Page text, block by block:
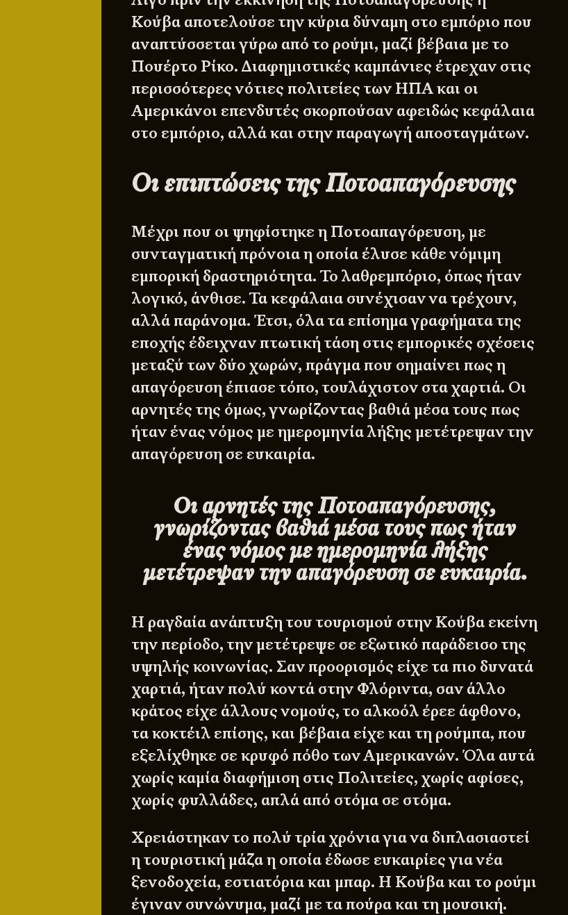
Κούβα αποτελούσε την κύρια δύναμη στο εμπόριο που
αναπτύσσεται γύρω από το ρούμι, μαζί βέβαια με το
Πουέρτο Ρίκο. Διαφημιστικές καμπάνιες έτρεχαν στις
περισσότερες νότιες πολιτείες των ΗΠΑ και οι
Αμερικάνοι επενδυτές σκορπούσαν αφειδώς κεφάλαια
στο εμπόριο, αλλά και στην παραγωγή αποσταγμάτων.
Οι επιπτώσεις της Ποτοαπαγόρευσης
Μέχρι που οι ψηφίστηκε η Ποτοαπαγόρευση, με
συνταγματική πρόνοια η οποία έλυσε κάθε νόμιμη
εμπορική δραστηριότητα. Το λαθρεμπόριο, όπως ήταν
λογικό, άνθισε. Τα κεφάλαια συνέχισαν να τρέχουν,
αλλά παράνομα. Έτσι, όλα τα επίσημα γραφήματα της
εποχής έδειχναν πτωτική τάση στις εμπορικές σχέσεις
μεταξύ των δύο χωρών, πράγμα που σημαίνει πως η
απαγόρευση έπιασε τόπο, τουλάχιστον στα χαρτιά. Οι
αρνητές της όμως, γνωρίζοντας βαθιά μέσα τους πως
ήταν ένας νόμος με ημερομηνία λήξης μετέτρεψαν την
απαγόρευση σε ευκαιρία.
Οι αρνητές της Ποτοαπαγόρευσης,
γνωρίζοντας βαθιά μέσα τους πως ήταν
ένας νόμος με ημερομηνία λήξης
μετέτρεψαν την απαγόρευση σε ευκαιρία.
Η ραγδαία ανάπτυξη του τουρισμού στην Κούβα εκείνη
την περίοδο, την μετέτρεψε σε εξωτικό παράδεισο της
υψηλής κοινωνίας. Σαν προορισμός είχε τα πιο δυνατά
χαρτιά, ήταν πολύ κοντά στην Φλόριντα, σαν άλλο
κράτος είχε άλλους νομούς, το αλκοόλ έρεε άφθονο,
τα κοκτέιλ επίσης, και βέβαια είχε και τη ρούμπα, που
εξελίχθηκε σε κρυφό πόθο των Αμερικανών. Όλα αυτά
χωρίς καμία διαφήμιση στις Πολιτείες, χωρίς αφίσες,
χωρίς φυλλάδες, απλά από στόμα σε στόμα.
Χρειάστηκαν το πολύ τρία χρόνια για να διπλασιαστεί
η τουριστική μάζα η οποία έδωσε ευκαιρίες για νέα
ξενοδοχεία, εστιατόρια και μπαρ. Η Κούβα και το ρούμι
έγιναν συνώνυμα, μαζί με τα πούρα και τη μουσική.